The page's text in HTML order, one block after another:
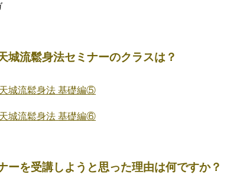
城流鬆身法セミナーのクラスは？
城流鬆身法 基礎編⑤
城流鬆身法 基礎編⑥
ーを受講しようと思った理由は何ですか？